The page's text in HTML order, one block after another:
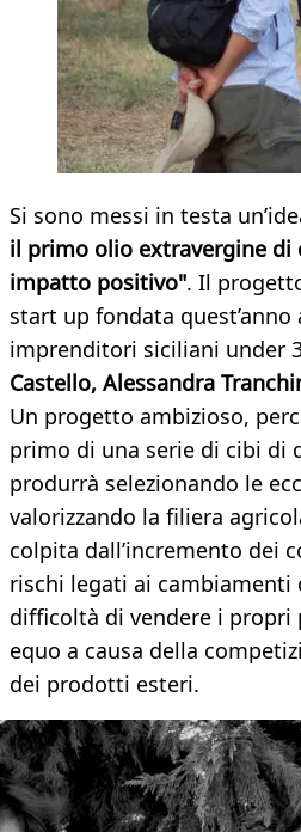
Si sono messi in testa
il primo olio extravergine di
impatto positivo". Il
start up fondata quest’anno
imprenditori siciliani under
Castello, Alessandra
Un progetto ambizioso,
primo di una serie di cibi di
produrrà selezionando le
valorizzando la filiera
colpita dall’incremento dei
rischi legati ai cambiamenti
difficoltà di vendere i propri
equo a causa della
dei prodotti esteri.